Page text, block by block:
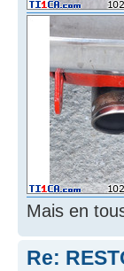
Mais en
Re: